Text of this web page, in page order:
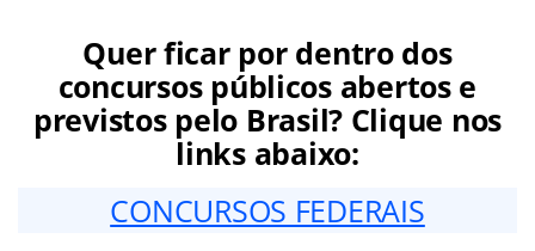
Quer ficar por dentro dos
concursos públicos abertos e
previstos pelo Brasil? Clique nos
links abaixo:
CONCURSOS FEDERAIS